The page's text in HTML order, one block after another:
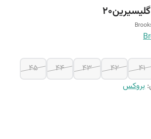
41
42
43
44
45
: بروکس